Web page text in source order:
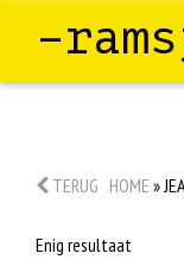
TERUG HOME »
Enig resultaat